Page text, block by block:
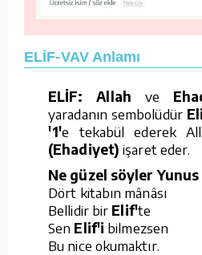
ELİF-VAV Anlamı
ELİF: Allah ve
yaradanın sembolüdür
'1'e tekabül ederek
(Ehadiyet) işaret eder.
Ne güzel söyler Yunus
Dört kitabın mânâsı
Bellidir bir Elif'te
Sen Elif'i bilmezsen
Bu nice okumaktır.